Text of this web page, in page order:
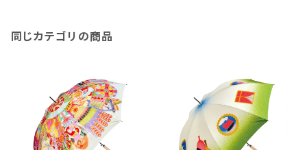
同じカテゴリの商品